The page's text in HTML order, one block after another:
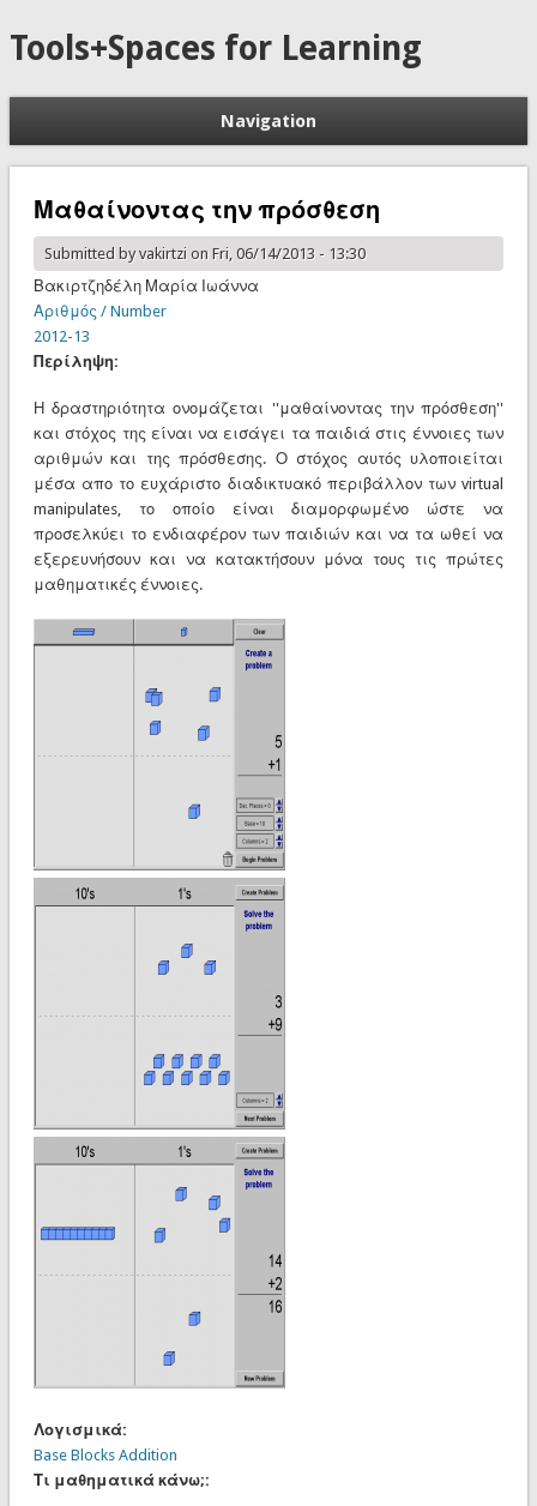
Tools+Spaces for Learning
Navigation
Μαθαίνοντας την πρόσθεση
Submitted byvakirtzion Fri, 06/14/2013 - 13:30
Βακιρτζηδέλη Μαρία Ιωάννα
Αριθμός / Number
2012-13
Περίληψη:
Η δραστηριότητα ονομάζεται ''μαθαίνοντας την πρόσθεση''
και στόχος της είναι να εισάγει τα παιδιά στις έννοιες των
αριθμών και της πρόσθεσης. Ο στόχος αυτός υλοποιείται
μέσα απο το ευχάριστο διαδικτυακό περιβάλλον των virtual
manipulates, το οποίο είναι διαμορφωμένο ώστε να
προσελκύει το ενδιαφέρον των παιδιών και να τα ωθεί να
εξερευνήσουν και να κατακτήσουν μόνα τους τις πρώτες
μαθηματικές έννοιες.
Λογισμικά:
Base Blocks Addition
Τι μαθηματικά κάνω;: